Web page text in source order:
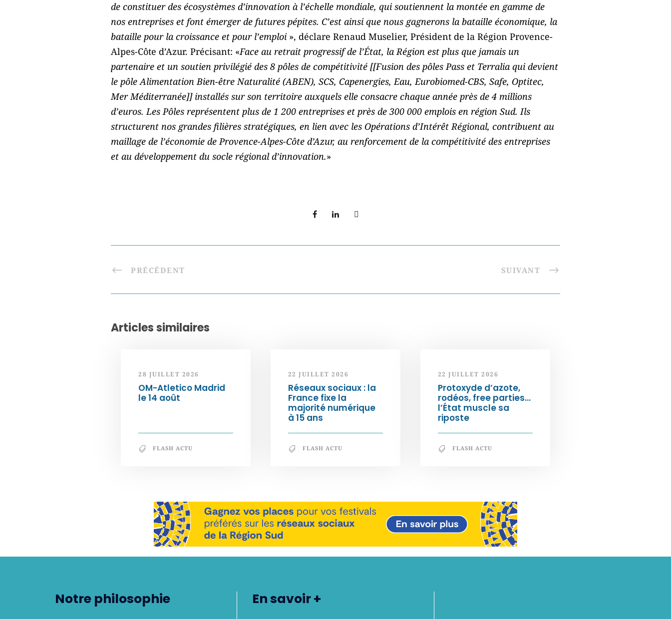
de constituer des écosystèmes d’innovation à l’échelle mondiale, qui soutiennent la montée en gamme de
nos entreprises et font émerger de futures pépites. C’est ainsi que nous gagnerons la bataille économique, la
bataille pour la croissance et pour l’emploi », déclare Renaud Muselier, Président de la Région Provence-
Alpes-Côte d’Azur. Précisant: «Face au retrait progressif de l’État, la Région est plus que jamais un
partenaire et un soutien privilégié des 8 pôles de compétitivité [[Fusion des pôles Pass et Terralia qui devient
le pôle Alimentation Bien-être Naturalité (ABEN), SCS, Capenergies, Eau, Eurobiomed-CBS, Safe, Optitec,
Mer Méditerranée]] installés sur son territoire auxquels elle consacre chaque année près de 4 millions
d’euros. Les Pôles représentent plus de 1 200 entreprises et près de 300 000 emplois en région Sud. Ils
structurent nos grandes filières stratégiques, en lien avec les Opérations d’Intérêt Régional, contribuent au
maillage de l’économie de Provence-Alpes-Côte d’Azur, au renforcement de la compétitivité des entreprises
et au développement du socle régional d’innovation.»
PRÉCÉDENT SUIVANT
Articles similaires
28 JUILLET 2026
OM-Atletico Madrid
le 14 août
FLASH ACTU
22 JUILLET 2026
Réseaux sociaux : la
France fixe la
majorité numérique
à 15 ans
FLASH ACTU
22 JUILLET 2026
Protoxyde d’azote,
rodéos, free parties…
l’État muscle sa
riposte
FLASH ACTU
Notre philosophie En savoir +